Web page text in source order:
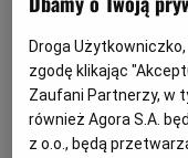
Wydanie nr: 217/2026
Wszystkie kategorie
Droga
zgodę klikając
Zaufani Partnerzy, w
również Agora S.A.
z o.o., będą